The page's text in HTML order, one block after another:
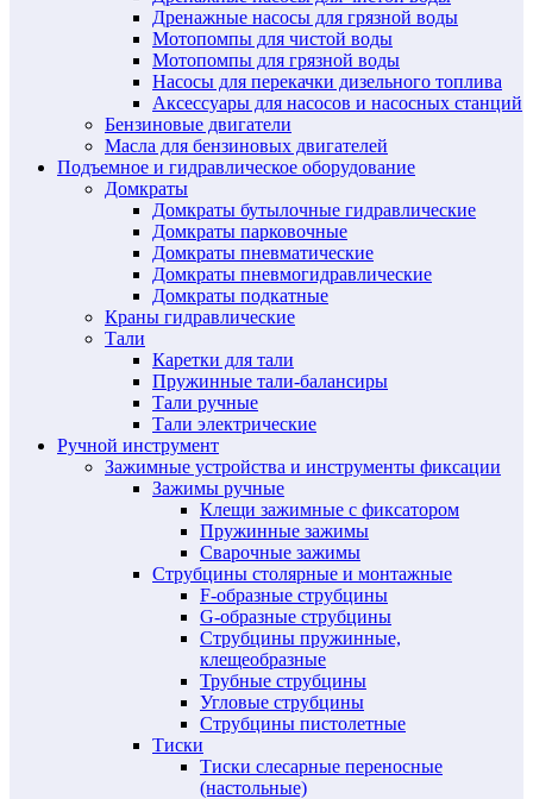
Дренажные насосы для грязной воды
Мотопомпы для чистой воды
Мотопомпы для грязной воды
Насосы для перекачки дизельного топлива
Аксессуары для насосов и насосных станций
Бензиновые двигатели
Масла для бензиновых двигателей
Подъемное и гидравлическое оборудование
Домкраты
Домкраты бутылочные гидравлические
Домкраты парковочные
Домкраты пневматические
Домкраты пневмогидравлические
Домкраты подкатные
Краны гидравлические
Тали
Каретки для тали
Пружинные тали-балансиры
Тали ручные
Тали электрические
Ручной инструмент
Зажимные устройства и инструменты фиксации
Зажимы ручные
Клещи зажимные с фиксатором
Пружинные зажимы
Сварочные зажимы
Струбцины столярные и монтажные
F-образные струбцины
G-образные струбцины
Струбцины пружинные,
клещеобразные
Трубные струбцины
Угловые струбцины
Струбцины пистолетные
Тиски
Тиски слесарные переносные
(настольные)